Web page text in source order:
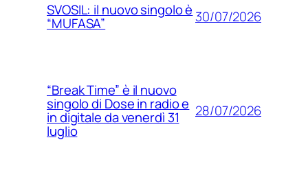
SVOSIL: il nuovo singolo è
“MUFASA” 30/07/2026
“Break Time” è il nuovo
singolo di Dose in radio e
in digitale da venerdì 31
luglio
28/07/2026